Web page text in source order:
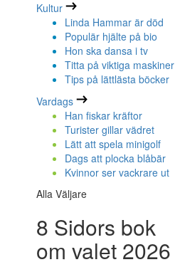
Kultur
Linda Hammar är död
Populär hjälte på bio
Hon ska dansa i tv
Titta på viktiga maskiner
Tips på lättlästa böcker
Vardags
Han fiskar kräftor
Turister gillar vädret
Lätt att spela minigolf
Dags att plocka blåbär
Kvinnor ser vackrare ut
Alla Väljare
8 Sidors bok
om valet 2026